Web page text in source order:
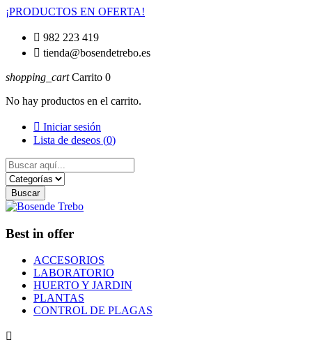
¡PRODUCTOS EN OFERTA!
 982 223 419
 tienda@bosendetrebo.es
shopping_cart Carrito 0
No hay productos en el carrito.
 Iniciar sesión
Lista de deseos (0)
Buscar
Best in offer
ACCESORIOS
LABORATORIO
HUERTO Y JARDIN
PLANTAS
CONTROL DE PLAGAS
